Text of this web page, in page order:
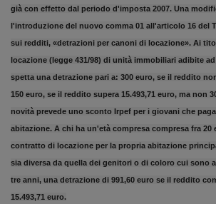
già con effetto dal periodo d'imposta 2007. Una
l'introduzione del nuovo comma 01 all'articolo 16 del
sui redditi, «detrazioni per canoni di locazione». Ai
locazione (legge 431/98) di unità immobiliari adibite
spetta una detrazione pari a: 300 euro, se il reddito
150 euro, se il reddito supera 15.493,71 euro, ma non
novità prevede uno sconto Irpef per i giovani che
abitazione. A chi ha un'età compresa compresa fra 20
contratto di locazione per la propria abitazione
sia diversa da quella dei genitori o di coloro cui sono
tre anni, una detrazione di 991,60 euro se il reddito
15.493,71 euro.